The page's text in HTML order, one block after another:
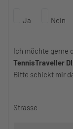
Ja Nein
Ich möchte gerne
TennisTraveller
Bitte schickt mir
Strasse